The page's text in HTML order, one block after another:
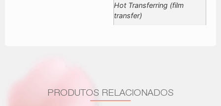
Hot Transferring (film
transfer)
PRODUTOS RELACIONADOS